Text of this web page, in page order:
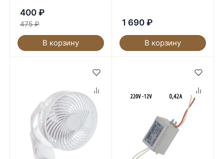
400 ₽
475 ₽
В корзину
1 690 ₽
В корзину